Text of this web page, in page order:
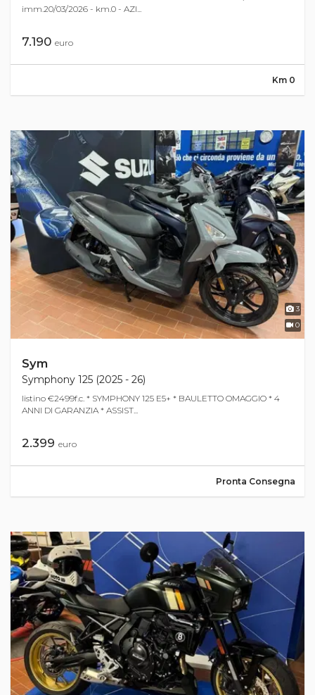
imm.20/03/2026 - km.0 - AZI...
7.190 euro
Km 0
3
0
Sym
Symphony 125 (2025 - 26)
listino €2499f.c. * SYMPHONY 125 E5+ * BAULETTO OMAGGIO * 4
ANNI DI GARANZIA * ASSIST...
2.399 euro
Pronta Consegna